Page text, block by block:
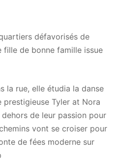
défavorisés de
fille de bonne famille issue
la rue, elle étudia la danse
prestigieuse Tyler at Nora
dehors de leur passion pour
vont se croiser pour
de fées moderne sur